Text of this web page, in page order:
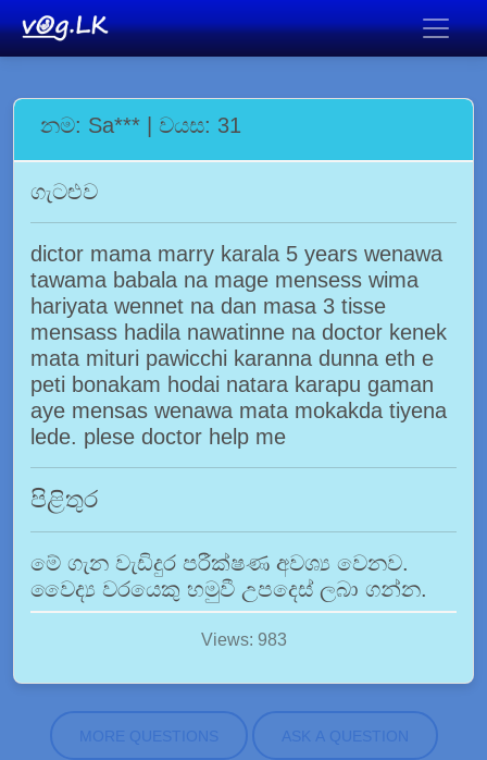
නම: Sa*** | වයස: 31
ගැටළුව
dictor mama marry karala 5 years wenawa
tawama babala na mage mensess wima
hariyata wennet na dan masa 3 tisse
mensass hadila nawatinne na doctor kenek
mata mituri pawicchi karanna dunna eth e
peti bonakam hodai natara karapu gaman
aye mensas wenawa mata mokakda tiyena
lede. plese doctor help me
පිළිතුර
මේ ගැන වැඩිදුර පරීක්ෂණ අවශ්‍ය වෙනව.
වෛද්‍ය වරයෙකු හමුවී උපදෙස් ලබා ගන්න.
Views: 983
MORE QUESTIONS ASK A QUESTION